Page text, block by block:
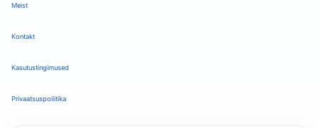
Meist
Kontakt
Kasutustingimused
Privaatsuspoliitika